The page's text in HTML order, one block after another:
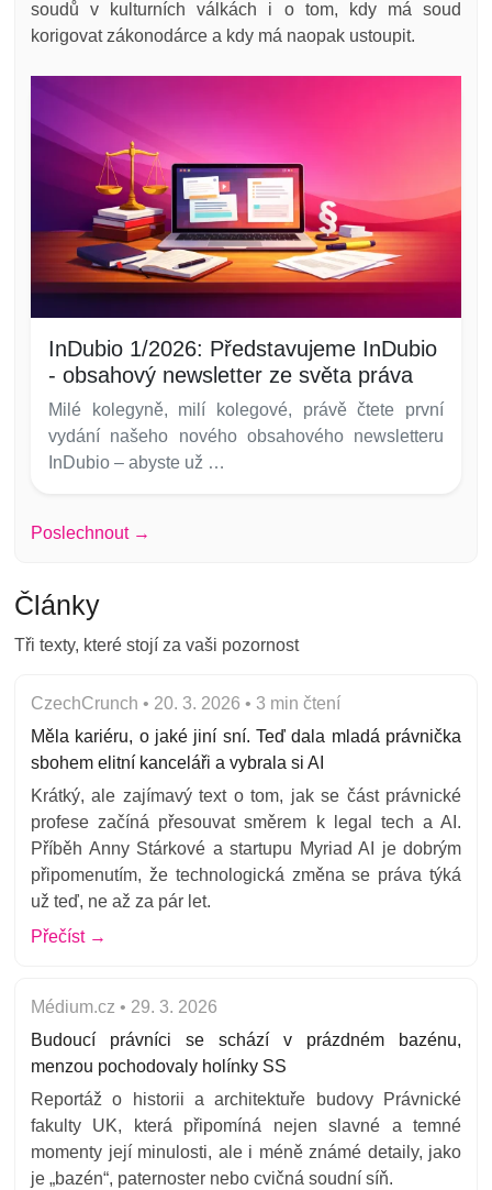
soudů v kulturních válkách i o tom, kdy má soud
korigovat zákonodárce a kdy má naopak ustoupit.
InDubio 1/2026: Představujeme InDubio
- obsahový newsletter ze světa práva
Milé kolegyně, milí kolegové, právě čtete první
vydání našeho nového obsahového newsletteru
InDubio – abyste už …
Poslechnout →
Články
Tři texty, které stojí za vaši pozornost
CzechCrunch • 20. 3. 2026 • 3 min čtení
Měla kariéru, o jaké jiní sní. Teď dala mladá právnička
sbohem elitní kanceláři a vybrala si AI
Krátký, ale zajímavý text o tom, jak se část právnické
profese začíná přesouvat směrem k legal tech a AI.
Příběh Anny Stárkové a startupu Myriad AI je dobrým
připomenutím, že technologická změna se práva týká
už teď, ne až za pár let.
Přečíst →
Médium.cz • 29. 3. 2026
Budoucí právníci se schází v prázdném bazénu,
menzou pochodovaly holínky SS
Reportáž o historii a architektuře budovy Právnické
fakulty UK, která připomíná nejen slavné a temné
momenty její minulosti, ale i méně známé detaily, jako
je „bazén“, paternoster nebo cvičná soudní síň.